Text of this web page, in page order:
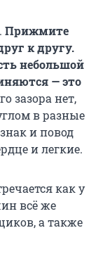
Прижмите
к другу.
небольшой
— это
зазора нет,
в разные
и повод
и легкие.
как у
всё же
а также